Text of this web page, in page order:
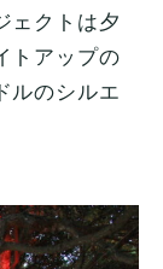
ェクトは夕
トアップの
ルのシルエ